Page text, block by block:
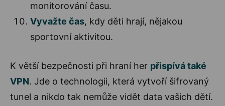
monitorování času.
Vyvažte čas, kdy děti hrají, nějakou
sportovní aktivitou.
K větší bezpečnosti při hraní her přispívá také
VPN. Jde o technologii, která vytvoří šifrovaný
tunel a nikdo tak nemůže vidět data vašich dětí.